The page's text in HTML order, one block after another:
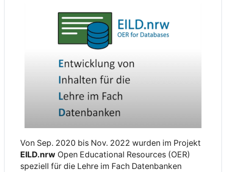
Von Sep. 2020 bis Nov. 2022 wurden im Projekt
EILD.nrw Open Educational Resources (OER)
speziell für die Lehre im Fach Datenbanken